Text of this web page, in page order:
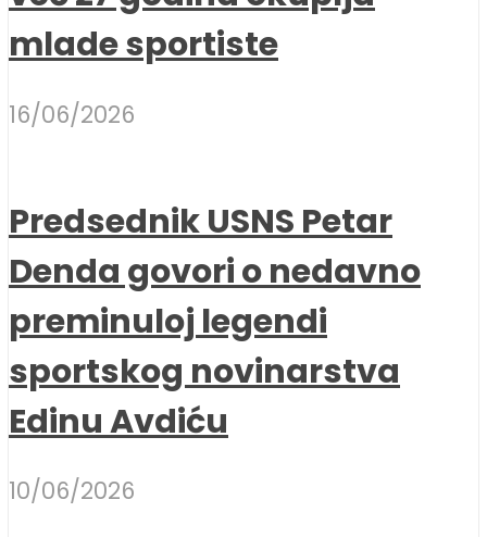
mlade sportiste
16/06/2026
Predsednik USNS Petar
Denda govori o nedavno
preminuloj legendi
sportskog novinarstva
Edinu Avdiću
10/06/2026